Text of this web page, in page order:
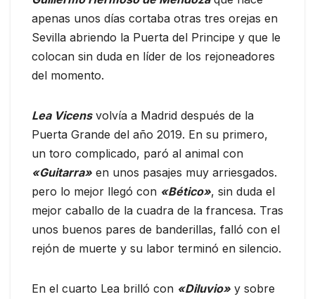
apenas unos días cortaba otras tres orejas en
Sevilla abriendo la Puerta del Principe y que le
colocan sin duda en líder de los rejoneadores
del momento.
Lea Vicensvolvía a Madrid después de la
Puerta Grande del año 2019. En su primero,
un toro complicado, paró al animal con
«Guitarra» en unos pasajes muy arriesgados.
pero lo mejor llegó con «Bético», sin duda el
mejor caballo de la cuadra de la francesa. Tras
unos buenos pares de banderillas, falló con el
rejón de muerte y su labor terminó en silencio.
En el cuarto Lea brilló con «Diluvio» y sobre